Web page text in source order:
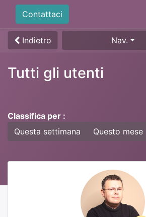
Contattaci
Indietro Nav.
Tutti gli utenti
Classifica per :
Questa settimana
Questo mese